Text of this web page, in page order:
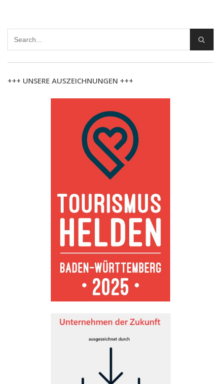
+++ UNSERE AUSZEICHNUNGEN +++